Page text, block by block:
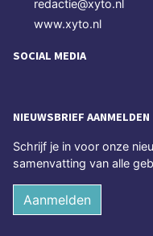
redactie@xyto.nl
www.xyto.nl
SOCIAL MEDIA
NIEUWSBRIEF AANMELDEN
Schrijf je in voor onze
samenvatting van alle
Aanmelden